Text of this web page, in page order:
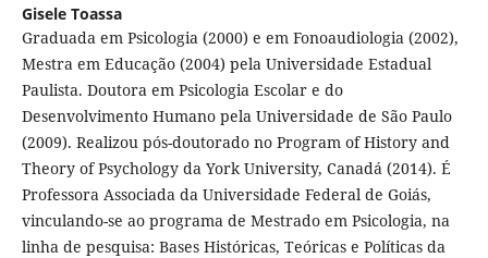
Gisele Toassa
Graduada em Psicologia (2000) e em Fonoaudiologia (2002),
Mestra em Educação (2004) pela Universidade Estadual
Paulista. Doutora em Psicologia Escolar e do
Desenvolvimento Humano pela Universidade de São Paulo
(2009). Realizou pós-doutorado no Program of History and
Theory of Psychology da York University, Canadá (2014). É
Professora Associada da Universidade Federal de Goiás,
vinculando-se ao programa de Mestrado em Psicologia, na
linha de pesquisa: Bases Históricas, Teóricas e Políticas da